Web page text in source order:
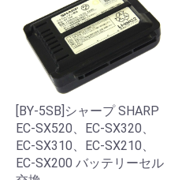
[BY-5SB]シャープ SHARP
EC-SX520、EC-SX320、
EC-SX310、EC-SX210、
EC-SX200 バッテリーセル